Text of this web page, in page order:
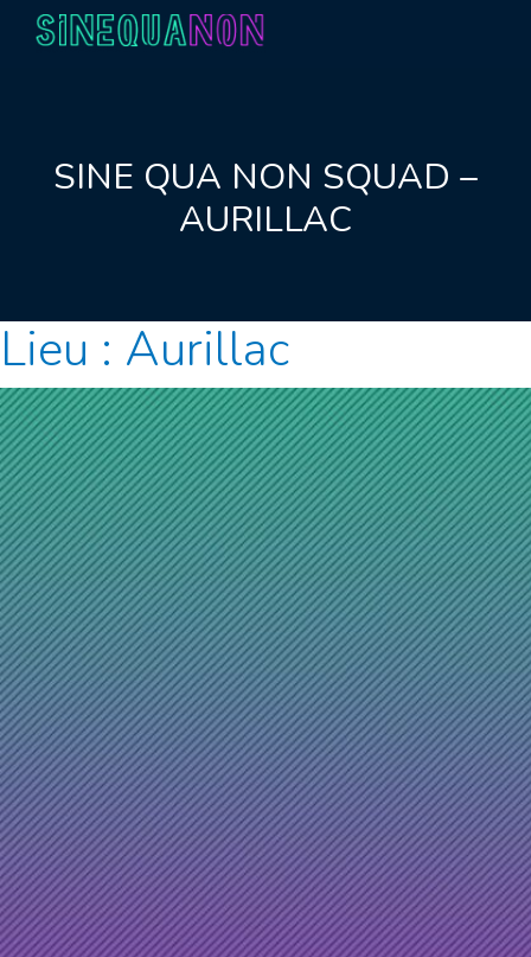
Aller au contenu
SINE QUA NON SQUAD –
AURILLAC
Lieu : Aurillac